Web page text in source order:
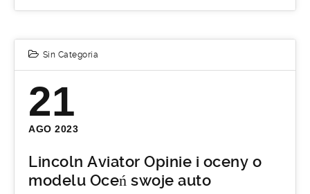
Sin Categoría
21
AGO 2023
Lincoln Aviator Opinie i oceny o
modelu Oceń swoje auto